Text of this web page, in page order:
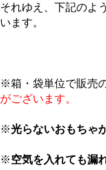
それゆえ、下記のよ
います。
※箱・袋単位で販売
がございます。
※光らないおもちゃ
※空気を入れても漏